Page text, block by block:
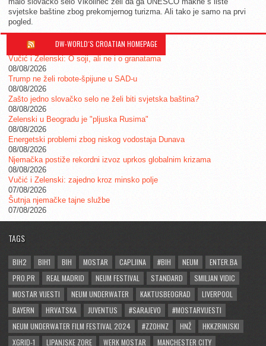
svjetske baštine zbog prekomjernog turizma. Ali tako je samo na prvi
pogled.
DW-WORLD´S CROATIAN HOMEPAGE
Vučić i Zelenski: O soji, ali ne i o granatama
08/08/2026
Trump ne želi robote-špijune u SAD-u
08/08/2026
Zašto jedno slovačko selo ne želi biti svjetska baština?
08/08/2026
Zelenski u Beogradu je "pljuska Rusima"
08/08/2026
Energetski problemi zbog niskog vodostaja Dunava
08/08/2026
Njemačka postiže rekordni izvoz uprkos globalnim krizama
08/08/2026
Vučić i Zelenski: zajedno kroz minsko polje
07/08/2026
Šutnja njemačke tajne službe
07/08/2026
TAGS
BIH2 BIH1 BIH MOSTAR CAPLJINA #BIH NEUM
ENTER.BA
PRO.PR
REAL MADRID NEUM FESTIVAL STANDARD
SMILJAN VIDIC
MOSTAR VIJESTI
NEUM UNDERWATER KAKTUSBEOGRAD
LIVERPOOL
BAYERN
HRVATSKA JUVENTUS #SARAJEVO
#MOSTARVIJESTI
NEUM UNDERWATER FILM FESTIVAL 2024
#ZZOHNZ HNŽ
HKKZRINJSKI
XGRID-1
LIPANJSKE ZORE WERK MOSTAR
MANCHESTER CITY